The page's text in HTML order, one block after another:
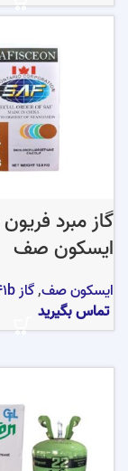
ایسکون صف
ایسکون صف,گاز R141b
تماس بگیرید